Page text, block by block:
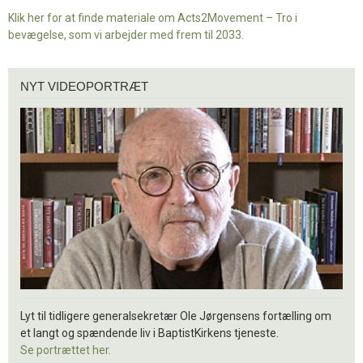
Klik her for at finde materiale om Acts2Movement – Tro i
bevægelse, som vi arbejder med frem til 2033.
videoportræt
NYT VIDEOPORTRÆT
Lyt til tidligere generalsekretær Ole Jørgensens fortælling om
et langt og spændende liv i BaptistKirkens tjeneste.
Se portrættet her.